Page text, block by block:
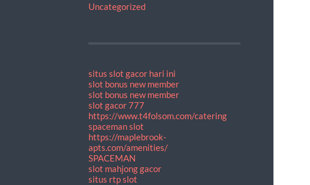
Uncategorized
situs slot gacor hari ini
slot bonus new member
slot bonus new member
slot gacor 777
https://www.t4folsom.com/catering
spaceman slot
https://maplebrook-
apts.com/amenities/
SPACEMAN
slot mahjong gacor
situs rtp slot